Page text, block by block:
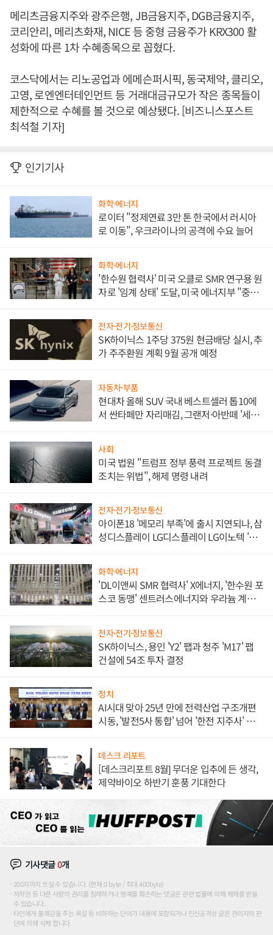
메리츠금융지주와 광주은행, JB금융지주, DGB금융지주,
코리안리, 메리츠화재, NICE 등 중형 금융주가 KRX300 활
성화에 따른 1차 수혜종목으로 꼽혔다.
코스닥에서는 리노공업과 에메슨퍼시픽, 동국제약, 클리오,
고영, 로엔엔터테인먼트 등 거래대금규모가 작은 종목들이
제한적으로 수혜를 볼 것으로 예상됐다. [비즈니스포스트
최석철 기자]
인기기사
화학·에너지
로이터 "정제연료 3만 톤 한국에서 러시아
로 이동", 우크라이나의 공격에 수요 늘어
화학·에너지
'한수원 협력사' 미국 오클로 SMR 연구용 원
자로 '임계 상태' 도달, 미국 에너지부 "중요
전자·전기·정보통신
SK하이닉스 1주당 375원 현금배당 실시, 추
가 주주환원 계획 9월 공개 예정
자동차·부품
현대차 올해 SUV 국내 베스트셀러 톱10에
서 싼타페만 자리매김, 그랜저·아반떼 '세단
사회
미국 법원 "트럼프 정부 풍력 프로젝트 동결
조치는 위법", 해제 명령 내려
전자·전기·정보통신
아이폰18 '메모리 부족'에 출시 지연되나, 삼
성디스플레이 LG디스플레이 LG이노텍 '탈
화학·에너지
'DL이앤씨 SMR 협력사' X에너지, '한수원 포
스코 동맹' 센트러스에너지와 우라늄 계약
전자·전기·정보통신
SK하이닉스, 용인 'Y2' 팹과 청주 'M17' 팹
건설에 54조 투자 결정
정치
AI시대 맞아 25년 만에 전력산업 구조개편
시동, '발전5사 통합' 넘어 '한전 지주사' 재편
데스크 리포트
[데스크리포트 8월] 무더운 입추에 든 생각,
제약바이오 하반기 훈풍 기대한다
기사댓글0개
200자까지 쓰실 수 있습니다. (현재 0 byte / 최대 400byte)
저작권 등 다른 사람의 권리를 침해하거나 명예를 훼손하는 댓글은 관련 법률에 의해 제재를 받을
수 있습니다.
타인에게 불쾌감을 주는 욕설 등 비하하는 단어가 내용에 포함되거나 인신공격성 글은 관리자의 판
단에 의해 삭제 합니다.